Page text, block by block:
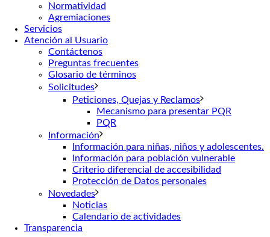
Normatividad
Agremiaciones
Servicios
Atención al Usuario
Contáctenos
Preguntas frecuentes
Glosario de términos
Solicitudes
Peticiones, Quejas y Reclamos
Mecanismo para presentar PQR
PQR
Información
Información para niñas, niños y adolescentes.
Información para población vulnerable
Criterio diferencial de accesibilidad
Protección de Datos personales
Novedades
Noticias
Calendario de actividades
Transparencia